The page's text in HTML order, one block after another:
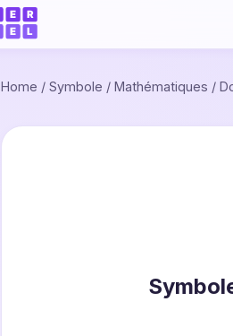
Home / Symbole / Mathématiques /